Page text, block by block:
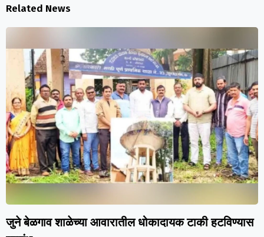
Related News
जुने बेळगाव शाळेच्या आवारातील धोकादायक टाकी हटविण्यास